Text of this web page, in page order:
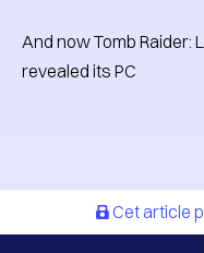
And now Tomb Raider:
revealed its PC
Cet article